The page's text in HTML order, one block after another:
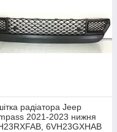
радіатора Jeep
2021-2023 нижня
6VH23GXHAB